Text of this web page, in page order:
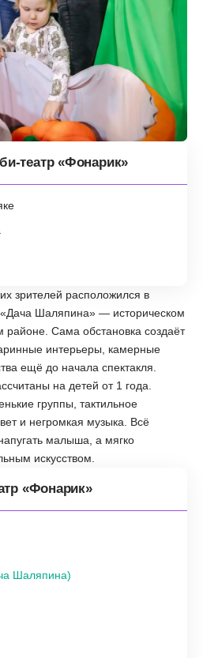
театр «Фонарик»
зрителей расположился в
«Дача Шаляпина» — историческом
районе. Сама обстановка создаёт
интерьеры, камерные
ещё до начала спектакля.
на детей от 1 года.
группы, тактильное
и негромкая музыка. Всё
малыша, а мягко
искусством.
«Фонарик»
Шаляпина)